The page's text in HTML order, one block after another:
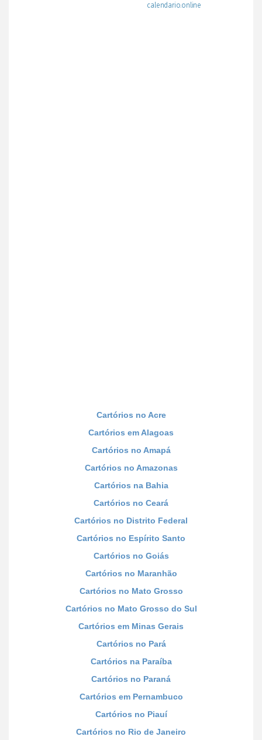
Cartórios no Acre
Cartórios em Alagoas
Cartórios no Amapá
Cartórios no Amazonas
Cartórios na Bahia
Cartórios no Ceará
Cartórios no Distrito Federal
Cartórios no Espírito Santo
Cartórios no Goiás
Cartórios no Maranhão
Cartórios no Mato Grosso
Cartórios no Mato Grosso do Sul
Cartórios em Minas Gerais
Cartórios no Pará
Cartórios na Paraíba
Cartórios no Paraná
Cartórios em Pernambuco
Cartórios no Piauí
Cartórios no Rio de Janeiro